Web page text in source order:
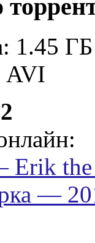
1.45 ГБ
AVI
Erik
—